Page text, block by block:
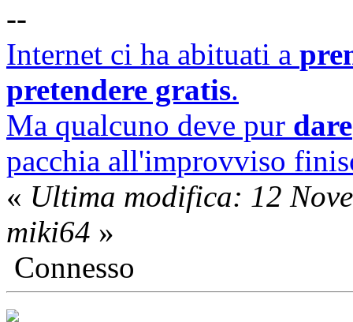
--
Internet ci ha abituati a
pretendere gratis.
Ma qualcuno deve pur dare
pacchia all'improvviso
« Ultima modifica: 12
miki64 »
Connesso